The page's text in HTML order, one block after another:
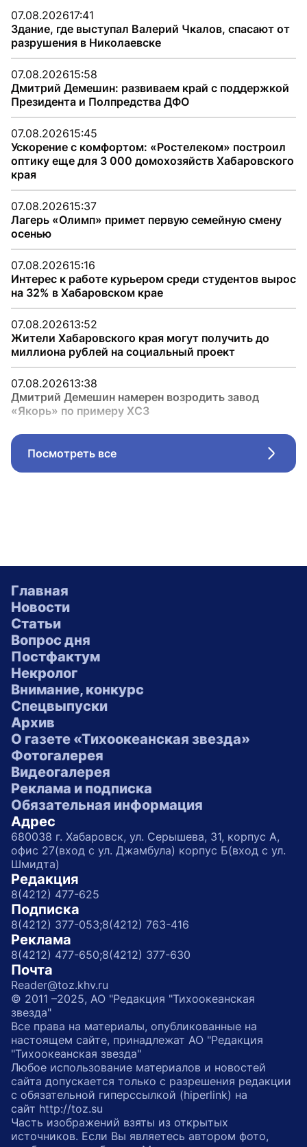
07.08.202617:41
Здание, где выступал Валерий Чкалов, спасают от
разрушения в Николаевске
07.08.202615:58
Дмитрий Демешин: развиваем край с поддержкой
Президента и Полпредства ДФО
07.08.202615:45
Ускорение с комфортом: «Ростелеком» построил
оптику еще для 3 000 домохозяйств Хабаровского
края
07.08.202615:37
Лагерь «Олимп» примет первую семейную смену
осенью
07.08.202615:16
Интерес к работе курьером среди студентов вырос
на 32% в Хабаровском крае
07.08.202613:52
Жители Хабаровского края могут получить до
миллиона рублей на социальный проект
07.08.202613:38
Дмитрий Демешин намерен возродить завод
«Якорь» по примеру ХСЗ
Посмотреть все
Главная
Новости
Статьи
Вопрос дня
Постфактум
Некролог
Внимание, конкурс
Спецвыпуски
Архив
О газете «Тихоокеанская звезда»
Фотогалерея
Видеогалерея
Реклама и подписка
Обязательная информация
Адрес
680038 г. Хабаровск, ул. Серышева, 31, корпус А,
офис 27(вход с ул. Джамбула) корпус Б(вход с ул.
Шмидта)
Редакция
8(4212) 477-625
Подписка
8(4212) 377-053;8(4212) 763-416
Реклама
8(4212) 477-650;8(4212) 377-630
Почта
Reader@toz.khv.ru
© 2011 –2025, АО "Редакция "Тихоокеанская
звезда"
Все права на материалы, опубликованные на
настоящем сайте, принадлежат АО "Редакция
"Тихоокеанская звезда"
Любое использование материалов и новостей
сайта допускается только с разрешения редакции
с обязательной гиперссылкой (hiperlink) на
сайт http://toz.su
Часть изображений взяты из открытых
источников. Если Вы являетесь автором фото,